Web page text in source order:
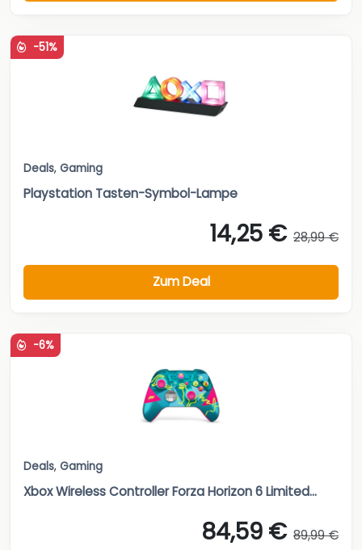
-51%
Deals, Gaming
Playstation Tasten-Symbol-Lampe
14,25 € 28,99 €
Zum Deal
-6%
Deals, Gaming
Xbox Wireless Controller Forza Horizon 6 Limited...
84,59 € 89,99 €